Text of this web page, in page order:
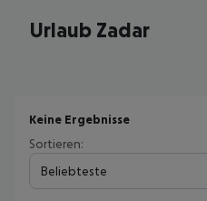
Urlaub Zadar
Keine Ergebnisse
Sortieren:
Beliebteste